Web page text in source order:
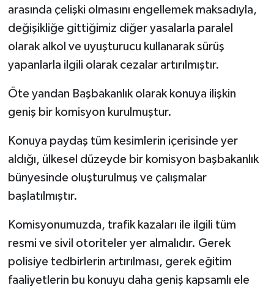
arasında çelişki olmasını engellemek maksadıyla,
değişikliğe gittiğimiz diğer yasalarla paralel
olarak alkol ve uyuşturucu kullanarak sürüş
yapanlarla ilgili olarak cezalar artırılmıştır.
Öte yandan Başbakanlık olarak konuya ilişkin
geniş bir komisyon kurulmuştur.
Konuya paydaş tüm kesimlerin içerisinde yer
aldığı, ülkesel düzeyde bir komisyon başbakanlık
bünyesinde oluşturulmuş ve çalışmalar
başlatılmıştır.
Komisyonumuzda, trafik kazaları ile ilgili tüm
resmi ve sivil otoriteler yer almalıdır. Gerek
polisiye tedbirlerin artırılması, gerek eğitim
faaliyetlerin bu konuyu daha geniş kapsamlı ele